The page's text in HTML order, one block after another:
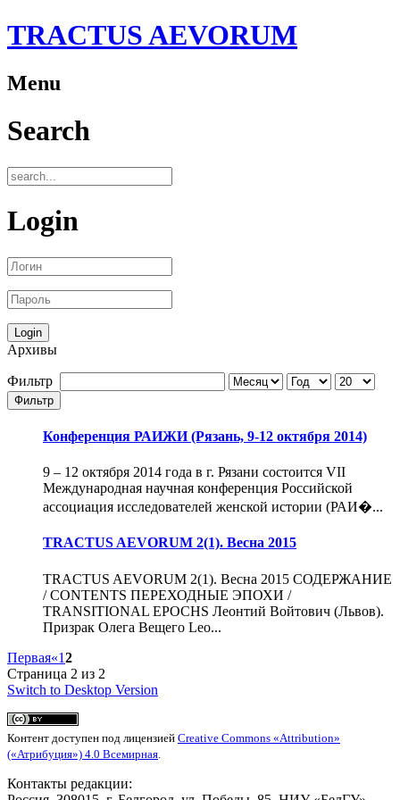
TRACTUS AEVORUM
Menu
Search
Login
Архивы
Фильтр
Фильтр
Конференция РАИЖИ (Рязань, 9-12 октября 2014)
9 – 12 октября 2014 года в г. Рязани состоится VII
Международная научная конференция Российской
ассоциация исследователей женской истории (РАИ�...
TRACTUS AEVORUM 2(1). Весна 2015
TRACTUS AEVORUM 2(1). Весна 2015 СОДЕРЖАНИЕ
/ CONTENTS ПЕРЕХОДНЫЕ ЭПОХИ /
TRANSITIONAL EPOCHS Леонтий Войтович (Львов).
Призрак Олега Вещего Leo...
Первая«12
Страница 2 из 2
Switch to Desktop Version
Контент доступен под лицензией Creative Commons «Attribution»
(«Атрибуция») 4.0 Всемирная
Контакты редакции: